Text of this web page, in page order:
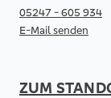
05247 - 605 934
E-Mail senden
ZUM